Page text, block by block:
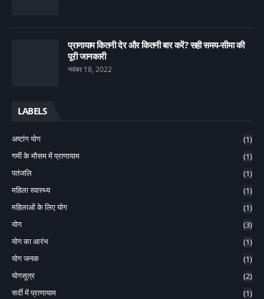
प्राणायाम कितनी देर और कितनी बार करें? सही समय-सीमा की
पूरी जानकारी
नवंबर 18, 2022
LABELS
अष्टांग योग
(1)
गर्मी के मौसम में प्राणायाम
(1)
पतंजलि
(1)
महिला स्वास्थ्य
(1)
महिलाओं के लिए योग
(1)
योग
(3)
योग का आरंभ
(1)
योग जनक
(1)
योगसूत्र
(2)
सर्दी में प्राणायाम
(1)